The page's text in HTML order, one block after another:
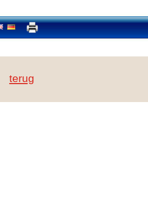
terug